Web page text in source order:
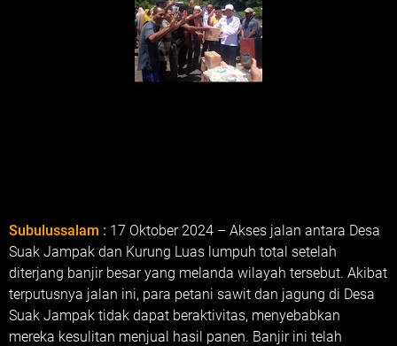
Subulussalam : 17 Oktober 2024 – Akses jalan antara Desa
Suak Jampak dan Kurung Luas lumpuh total setelah
diterjang banjir besar yang melanda wilayah tersebut. Akibat
terputusnya jalan ini, para petani sawit dan jagung di Desa
Suak Jampak tidak dapat beraktivitas, menyebabkan
mereka kesulitan menjual hasil panen. Banjir ini telah